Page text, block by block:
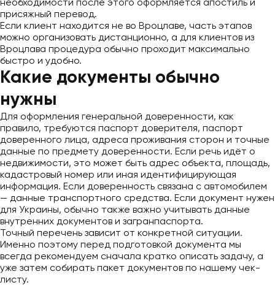
необходимости после этого оформляется апостиль и
присяжный перевод.
Если клиент находится не во Вроцлаве, часть этапов
можно организовать дистанционно, а для клиентов из
Вроцлава процедура обычно проходит максимально
быстро и удобно.
Какие документы обычно
нужны
Для оформления генеральной доверенности, как
правило, требуются паспорт доверителя, паспорт
доверенного лица, адреса проживания сторон и точные
данные по предмету доверенности. Если речь идёт о
недвижимости, это может быть адрес объекта, площадь,
кадастровый номер или иная идентифицирующая
информация. Если доверенность связана с автомобилем
— данные транспортного средства. Если документ нужен
для Украины, обычно также важно учитывать данные
внутренних документов и загранпаспорта.
Точный перечень зависит от конкретной ситуации.
Именно поэтому перед подготовкой документа мы
всегда рекомендуем сначала кратко описать задачу, а
уже затем собирать пакет документов по нашему чек-
листу.